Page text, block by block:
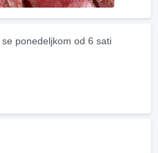
ponedeljkom od 6 sati